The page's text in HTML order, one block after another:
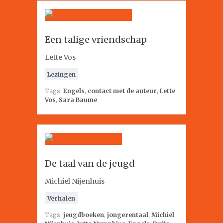
Een talige vriendschap
Lette Vos
Lezingen
Tags: Engels, contact met de auteur, Lette
Vos, Sara Baume
De taal van de jeugd
Michiel Nijenhuis
Verhalen
Tags: jeugdboeken, jongerentaal , Michiel